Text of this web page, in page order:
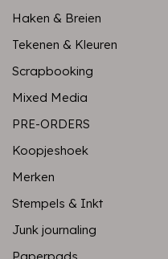
Haken & Breien
Tekenen & Kleuren
Scrapbooking
Mixed Media
PRE-ORDERS
Koopjeshoek
Merken
Stempels & Inkt
Junk journaling